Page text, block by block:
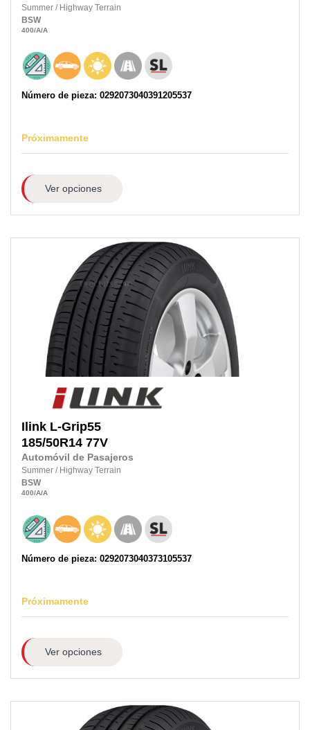
Summer / Highway Terrain
BSW
400/A/A
Número de pieza: 0292073040391205537
Próximamente
Ver opciones
Ilink L-Grip55
185/50R14 77V
Automóvil de Pasajeros
Summer / Highway Terrain
BSW
400/A/A
Número de pieza: 0292073040373105537
Próximamente
Ver opciones